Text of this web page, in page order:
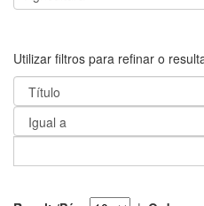
Utilizar filtros para refinar o